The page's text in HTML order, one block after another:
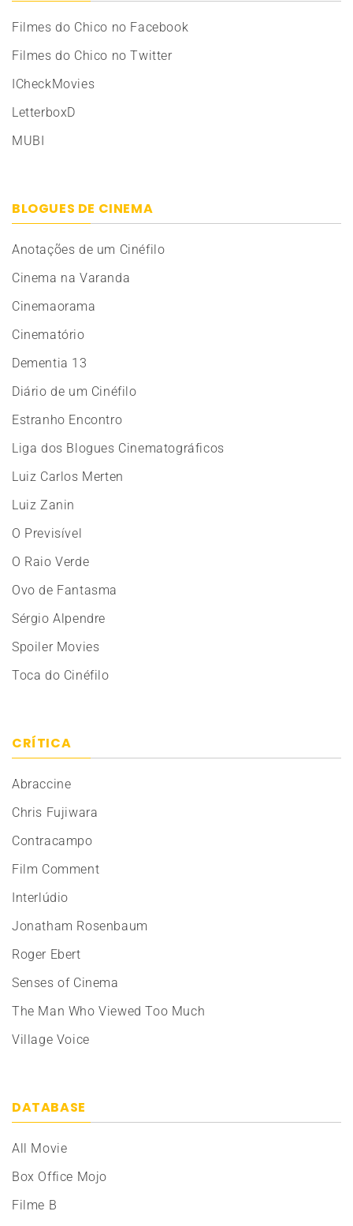
Filmes do Chico no Facebook
Filmes do Chico no Twitter
ICheckMovies
LetterboxD
MUBI
BLOGUES DE CINEMA
Anotações de um Cinéfilo
Cinema na Varanda
Cinemaorama
Cinematório
Dementia 13
Diário de um Cinéfilo
Estranho Encontro
Liga dos Blogues Cinematográficos
Luiz Carlos Merten
Luiz Zanin
O Previsível
O Raio Verde
Ovo de Fantasma
Sérgio Alpendre
Spoiler Movies
Toca do Cinéfilo
CRÍTICA
Abraccine
Chris Fujiwara
Contracampo
Film Comment
Interlúdio
Jonatham Rosenbaum
Roger Ebert
Senses of Cinema
The Man Who Viewed Too Much
Village Voice
DATABASE
All Movie
Box Office Mojo
Filme B